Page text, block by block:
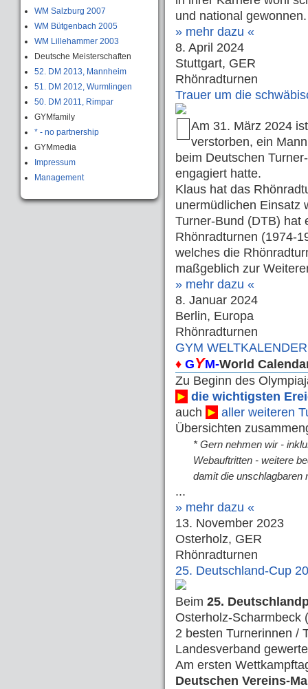
WM Salzburg 2007
WM Bütgenbach 2005
WM Lillehammer 2003
Deutsche Meisterschaften
52. DM 2013, Mannheim
51. DM 2012, Wurmlingen
50. DM 2011, Rimpar
GYMfamily
* - no partnership
GYMmedia
Impressum
Management
und national
» mehr dazu «
8. April 2024
Stuttgart, GER
Rhönradturnen
Trauer um die
Am 31. März 2024
verstorben, ein
beim Deutschen
engagiert hatte.
Klaus hat das
unermüdlichen Einsatz
Turner-Bund (DTB) hat
Rhönradturnen (1974-
welches die
maßgeblich zur
» mehr dazu «
8. Januar 2024
Berlin, Europa
Rhönradturnen
GYM
♦ GYM-World
Zu Beginn des
► die wichtigsten
auch ► aller weiteren
Übersichten
* Gern nehmen wir -
Webauftritten - weitere
damit die unschlagbaren
...
» mehr dazu «
13. November 2023
Osterholz, GER
Rhönradturnen
25. Deutschland-Cup
Beim 25.
Osterholz-Scharmbeck
2 besten Turnerinnen /
Landesverband
Am ersten
Deutschen Vereins-